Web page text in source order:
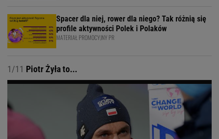
Spacer dla niej, rower dla niego? Tak różnią się
profile aktywności Polek i Polaków
MATERIAŁ PROMOCYJNY PR
1/11 Piotr Żyła to...